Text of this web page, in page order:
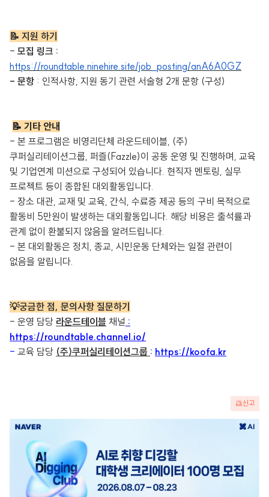
📝 지원 하기
- 모집 링크 :
https://roundtable.ninehire.site/job_posting/anA6A0GZ
- 문항 : 인적사항, 지원 동기 관련 서술형 2개 문항 (구성)
📝 기타 안내
- 본 프로그램은 비영리단체 라운드테이블, (주)
쿠퍼실리테이션그룹, 퍼즐(Fazzle)이 공동 운영 및 진행하며, 교육
및 기업연계 미션으로 구성되어 있습니다. 현직자 멘토링, 실무
프로젝트 등이 종합된 대외활동입니다.
- 장소 대관, 교재 및 교육, 간식, 수료증 제공 등의 구비 목적으로
활동비 5만원이 발생하는 대외활동입니다. 해당 비용은 출석률과
관계 없이 환불되지 않음을 알려드립니다.
- 본 대외활동은 정치, 종교, 시민운동 단체와는 일절 관련이
없음을 알립니다.
💡궁금한 점, 문의사항 질문하기
- 운영 담당 라운드테이블 채널 :
https://roundtable.channel.io/
- 교육 담당 (주)쿠퍼실리테이션그룹 : https://koofa.kr
신고
광